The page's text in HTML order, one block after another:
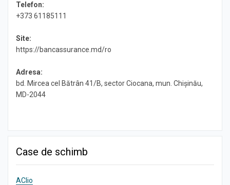
Telefon:
+373 61185111
Site:
https://bancassurance.md/ro
Adresa:
bd. Mircea cel Bătrân 41/B, sector Ciocana, mun. Chișinău,
MD-2044
Case de schimb
AClio